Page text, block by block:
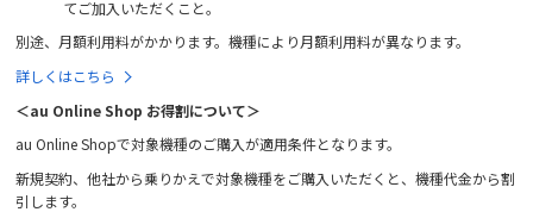
てご加入いただくこと。
別途、月額利用料がかかります。機種により月額利用料が異なります。
詳しくはこちら
＜au Online Shop お得割について＞
au Online Shopで対象機種のご購入が適用条件となります。
新規契約、他社から乗りかえで対象機種をご購入いただくと、機種代金から割
引します。